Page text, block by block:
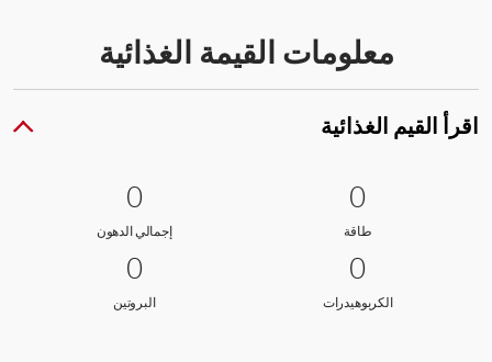
معلومات القيمة الغذائية
اقرأ القيم الغذائية
0 طاقة
0
0
طاقةطاقة
0 إجمالي الدهون
0
إجمالي الدهونإجمالي الدهون
0 الكربوهيدرات
0
0
الكربوهيدراتالكربوهيدرات
0 البروتين
0
البروتين